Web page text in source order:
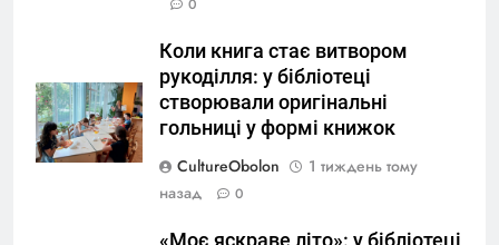
0
Коли книга стає витвором
рукоділля: у бібліотеці
створювали оригінальні
гольниці у формі книжок
CultureObolon
1 тиждень тому
назад
0